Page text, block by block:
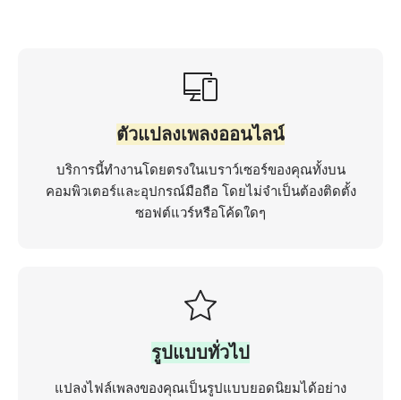
ตัวแปลงเพลงออนไลน์
บริการนี้ทำงานโดยตรงในเบราว์เซอร์ของคุณทั้งบน
คอมพิวเตอร์และอุปกรณ์มือถือ โดยไม่จำเป็นต้องติดตั้ง
ซอฟต์แวร์หรือโค้ดใดๆ
รูปแบบทั่วไป
แปลงไฟล์เพลงของคุณเป็นรูปแบบยอดนิยมได้อย่าง